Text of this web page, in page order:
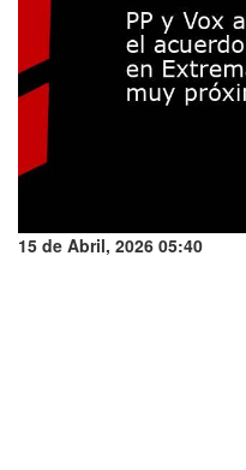
15 de Abril, 2026 05:40